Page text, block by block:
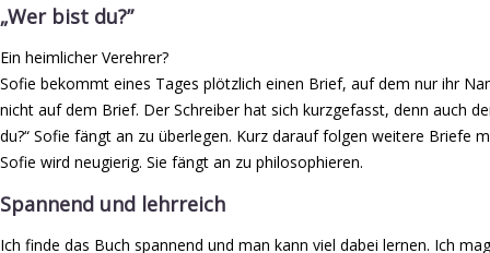
„Wer bist du?”
Ein heimlicher Verehrer?
Sofie bekommt eines Tages plötzlich einen Brief, auf dem nur ihr
nicht auf dem Brief. Der Schreiber hat sich kurzgefasst, denn auch
du?“ Sofie fängt an zu überlegen. Kurz darauf folgen weitere Briefe
Sofie wird neugierig. Sie fängt an zu philosophieren.
Spannend und lehrreich
Ich finde das Buch spannend und man kann viel dabei lernen. Ich